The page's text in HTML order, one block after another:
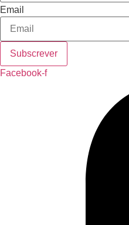
Email
Subscrever
Facebook-f